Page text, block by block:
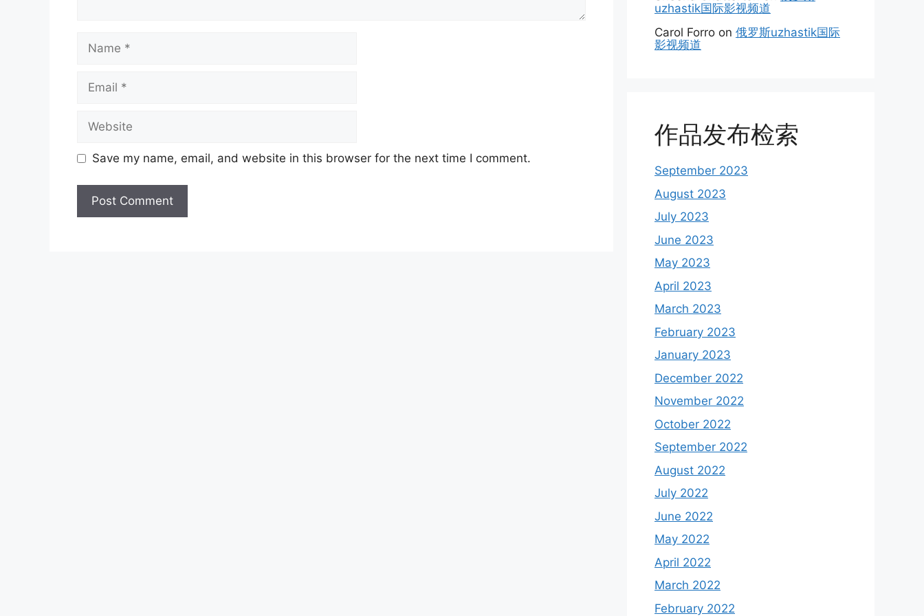
Name
Email
Website
Save my name, email, and website in this browser for the next time I comment.
uzhastik国际影视频道
Carol Forro on 俄罗斯uzhastik国际
影视频道
作品发布检索
September 2023
August 2023
July 2023
June 2023
May 2023
April 2023
March 2023
February 2023
January 2023
December 2022
November 2022
October 2022
September 2022
August 2022
July 2022
June 2022
May 2022
April 2022
March 2022
February 2022